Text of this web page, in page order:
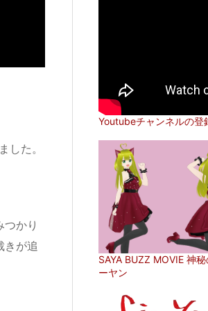
した。
かり
きが追
Youtubeチャンネルの登
SAYA BUZZ MOVIE 神
ーヤン